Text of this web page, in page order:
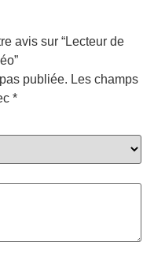
avis sur “Lecteur de
publiée. Les champs
*